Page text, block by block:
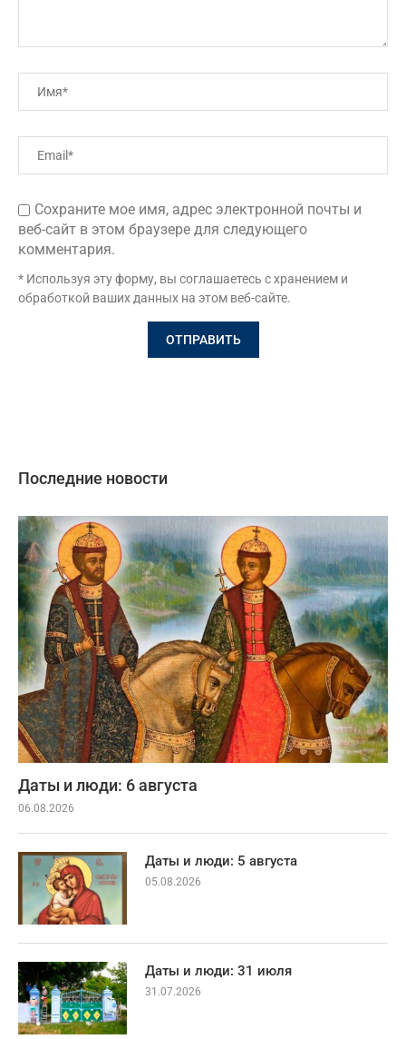
Сохраните мое имя, адрес электронной почты и
веб-сайт в этом браузере для следующего
комментария.
* Используя эту форму, вы соглашаетесь с хранением и
обработкой ваших данных на этом веб-сайте.
Последние новости
Даты и люди: 6 августа
06.08.2026
Даты и люди: 5 августа
05.08.2026
Даты и люди: 31 июля
31.07.2026